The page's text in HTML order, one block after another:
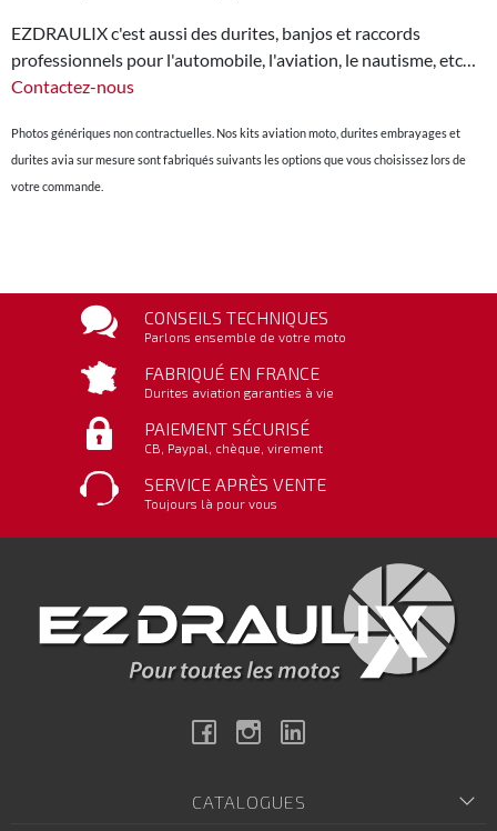
EZDRAULIX c'est aussi des durites, banjos et raccords
professionnels pour l'automobile, l'aviation, le nautisme, etc…
Contactez-nous
Photos génériques non contractuelles. Nos kits aviation moto, durites embrayages et
durites avia sur mesure sont fabriqués suivants les options que vous choisissez lors de
votre commande.
CONSEILS TECHNIQUES
Parlons ensemble de votre moto
FABRIQUÉ EN FRANCE
Durites aviation garanties à vie
PAIEMENT SÉCURISÉ
CB, Paypal, chèque, virement
SERVICE APRÈS VENTE
Toujours là pour vous
FacebookInstagram
CATALOGUES